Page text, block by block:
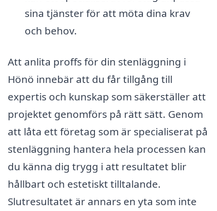
sina tjänster för att möta dina krav
och behov.
Att anlita proffs för din stenläggning i
Hönö innebär att du får tillgång till
expertis och kunskap som säkerställer att
projektet genomförs på rätt sätt. Genom
att låta ett företag som är specialiserat på
stenläggning hantera hela processen kan
du känna dig trygg i att resultatet blir
hållbart och estetiskt tilltalande.
Slutresultatet är annars en yta som inte